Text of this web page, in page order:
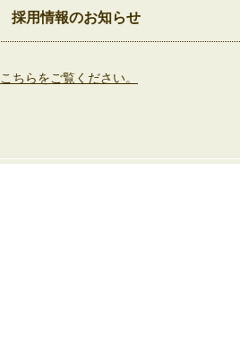
採用情報のお知らせ
こちらをご覧ください。